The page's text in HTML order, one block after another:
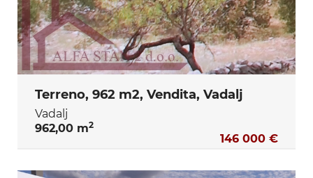
Terreno, 962 m2, Vendita, Vadalj
Vadalj
962,00 m2
146 000 €